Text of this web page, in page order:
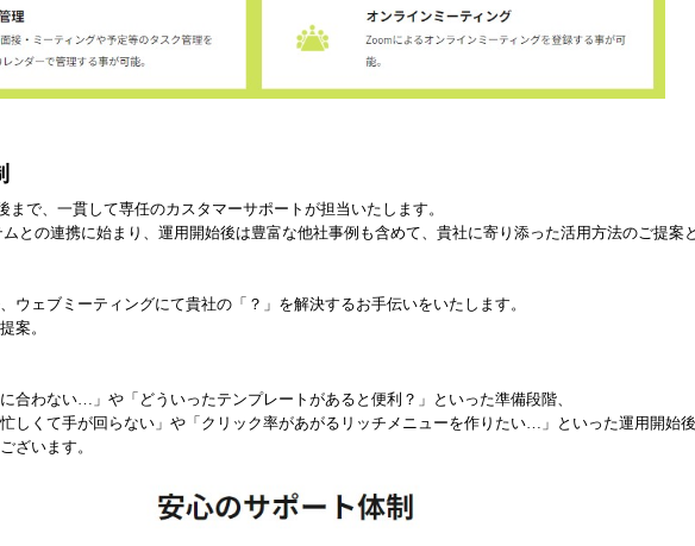
まで、一貫して専任のカスタマーサポートが担当いたします。
との連携に始まり、運用開始後は豊富な他社事例も含めて、貴社に寄り添った活用方法のご提案
ウェブミーティングにて貴社の「？」を解決するお手伝いをいたします。
案。
合わない…」や「どういったテンプレートがあると便利？」といった準備段階、
しくて手が回らない」や「クリック率があがるリッチメニューを作りたい…」といった運用開始
ざいます。